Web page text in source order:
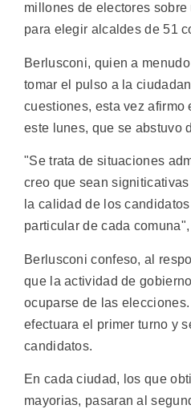
millones de electores
para elegir alcaldes de 51
Berlusconi, quien a
tomar el pulso a la
cuestiones, esta vez afirmo
este lunes, que se abstuvo
"Se trata de situaciones
creo que sean
la calidad de los
particular de cada
Berlusconi confeso, al
que la actividad de
ocuparse de las
efectuara el primer turno y
candidatos.
En cada ciudad, los que
mayorias, pasaran al